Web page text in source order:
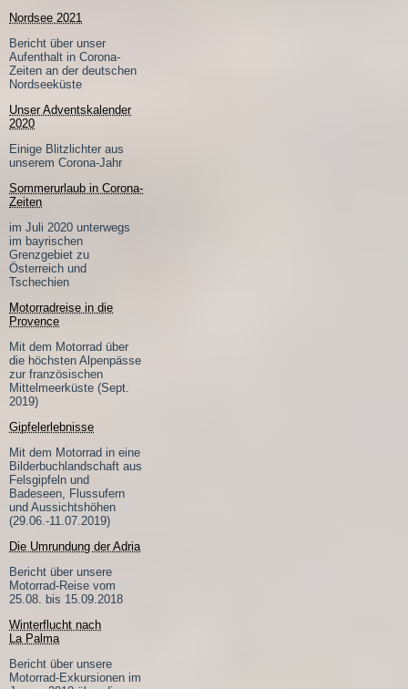
Nordsee 2021
Bericht über unser
Aufenthalt in Corona-
Zeiten an der deutschen
Nordseeküste
Unser Adventskalender
2020
Einige Blitzlichter aus
unserem Corona-Jahr
Sommerurlaub in Corona-
Zeiten
im Juli 2020 unterwegs
im bayrischen
Grenzgebiet zu
Österreich und
Tschechien
Motorradreise in die
Provence
Mit dem Motorrad über
die höchsten Alpenpässe
zur französischen
Mittelmeerküste (Sept.
2019)
Gipfelerlebnisse
Mit dem Motorrad in eine
Bilderbuchlandschaft aus
Felsgipfeln und
Badeseen, Flussufern
und Aussichtshöhen
(29.06.-11.07.2019)
Die Umrundung der Adria
Bericht über unsere
Motorrad-Reise vom
25.08. bis 15.09.2018
Winterflucht nach
La Palma
Bericht über unsere
Motorrad-Exkursionen im